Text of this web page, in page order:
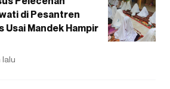
di Pesantren
Usai Mandek Hampir
lalu